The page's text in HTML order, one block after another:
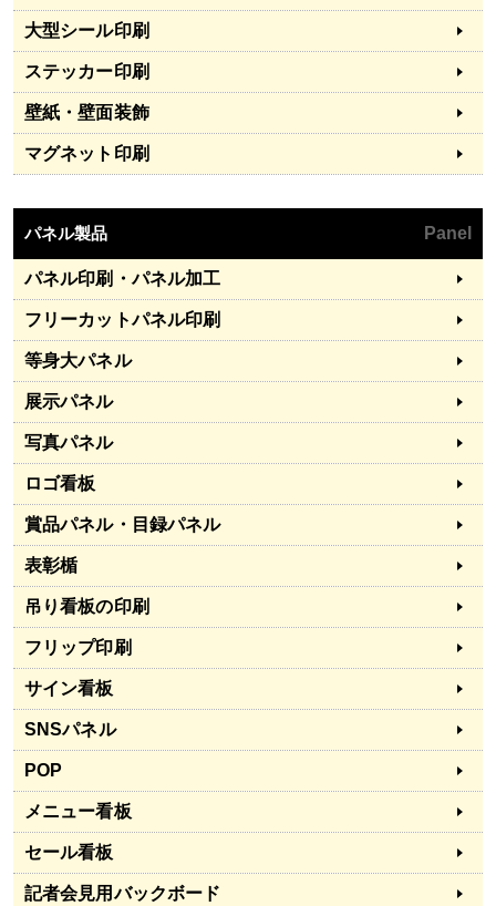
大型シール印刷
ステッカー印刷
壁紙・壁面装飾
マグネット印刷
パネル製品 Panel
パネル印刷・パネル加工
フリーカットパネル印刷
等身大パネル
展示パネル
写真パネル
ロゴ看板
賞品パネル・目録パネル
表彰楯
吊り看板の印刷
フリップ印刷
サイン看板
SNSパネル
POP
メニュー看板
セール看板
記者会見用バックボード